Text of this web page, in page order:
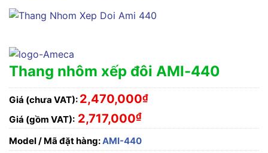
Thang nhôm xếp đôi AMI-440
Giá (chưa VAT): 2,470,000₫
Giá (gồm VAT): 2,717,000₫
Model / Mã đặt hàng:AMI-440